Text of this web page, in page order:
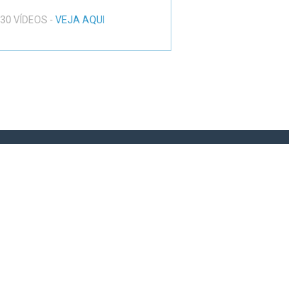
30 VÍDEOS - VEJA AQUI